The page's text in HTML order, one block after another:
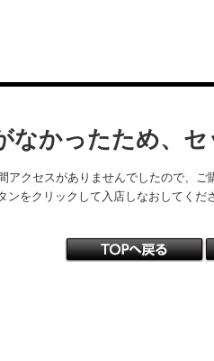
なかったため、
アクセスがありませんでしたので、ご
ンをクリックして入店しなおしてくだ